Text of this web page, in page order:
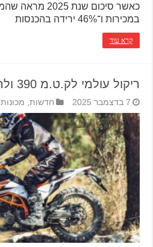
במכירות ו־46% ירידה בהכנסות
קרא עוד
ריקול עולמי לק.ט.מ 390 ולהוסקוורנה 401
7 בדצמבר 2025 חדשות מכונות